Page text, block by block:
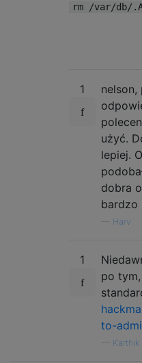
rm /var/db/
1
użyć.
lepiej.
dobra
bardzo
Harv
1
po
to-
Karthik